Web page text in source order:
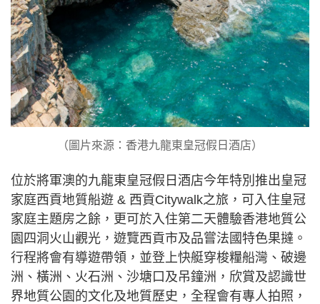
（圖片來源：香港九龍東皇冠假日酒店）
位於將軍澳的九龍東皇冠假日酒店今年特別推出皇冠
家庭西貢地質船遊 & 西貢Citywalk之旅，可入住皇冠
家庭主題房之餘，更可於入住第二天體驗香港地質公
園四洞火山觀光，遊覽西貢市及品嘗法國特色果撻。
行程將會有導遊帶領，並登上快艇穿梭糧船灣、破邊
洲、橫洲、火石洲、沙塘口及吊鐘洲，欣賞及認識世
界地質公園的文化及地質歷史，全程會有專人拍照，